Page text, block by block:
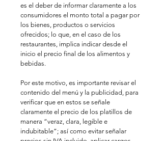
es el deber de informar claramente a los
consumidores el monto total a pagar por
los bienes, productos o servicios
ofrecidos; lo que, en el caso de los
restaurantes, implica indicar desde el
inicio el precio final de los alimentos y
bebidas.
Por este motivo, es importante revisar el
contenido del menú y la publicidad, para
verificar que en estos se señale
claramente el precio de los platillos de
manera “veraz, clara, legible e
indubitable”; así como evitar señalar